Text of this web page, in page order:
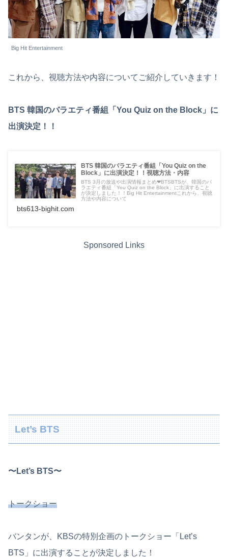
Big Hit Entertainment
これから、視聴方法や内容についてご紹介していきます！
BTS 韓国のバラエティ番組「You Quiz on the Block」に
出演決定！！
BTS 韓国のバラエティ番組「You Quiz on the
Block」に出演決定！！視聴方法・内容
BTS 3月の放送や出演情報まとめ❤︎BTSBTSが、韓国のバ
ラエティ番組「You Quiz on the Block」に出演すること
が決定しました！！Big Hit Entertainmentこれから、視聴
方法や内容について
bts613-bighit.com
Sponsored Links
Let’s BTS
〜Let’s BTS〜
トークショー
バンタンが、KBSの特別企画のトークショー「Let’s
BTS」に出演することが決定しました！